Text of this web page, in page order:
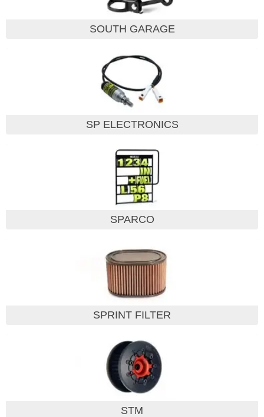
SOUTH GARAGE
SP ELECTRONICS
SPARCO
SPRINT FILTER
STM